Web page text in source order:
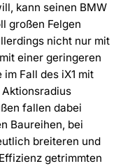
kann seinen BMW
großen Felgen
nicht nur mit
einer geringeren
Fall des iX1 mit
fallen dabei
Baureihen, bei
breiteren und
getrimmten